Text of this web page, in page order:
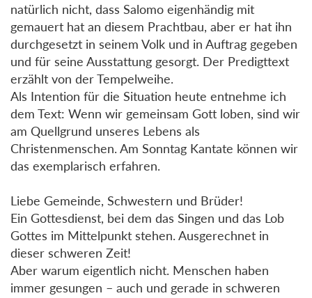
natürlich nicht, dass Salomo eigenhändig mit
gemauert hat an diesem Prachtbau, aber er hat ihn
durchgesetzt in seinem Volk und in Auftrag gegeben
und für seine Ausstattung gesorgt. Der Predigttext
erzählt von der Tempelweihe.
Als Intention für die Situation heute entnehme ich
dem Text: Wenn wir gemeinsam Gott loben, sind wir
am Quellgrund unseres Lebens als
Christenmenschen. Am Sonntag Kantate können wir
das exemplarisch erfahren.
Liebe Gemeinde, Schwestern und Brüder!
Ein Gottesdienst, bei dem das Singen und das Lob
Gottes im Mittelpunkt stehen. Ausgerechnet in
dieser schweren Zeit!
Aber warum eigentlich nicht. Menschen haben
immer gesungen – auch und gerade in schweren